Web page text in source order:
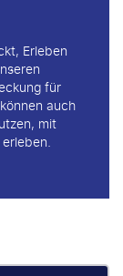
Erleben
für
auch
mit